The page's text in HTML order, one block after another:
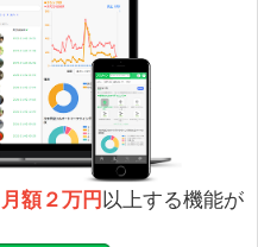
月額２万円 以上する機能が